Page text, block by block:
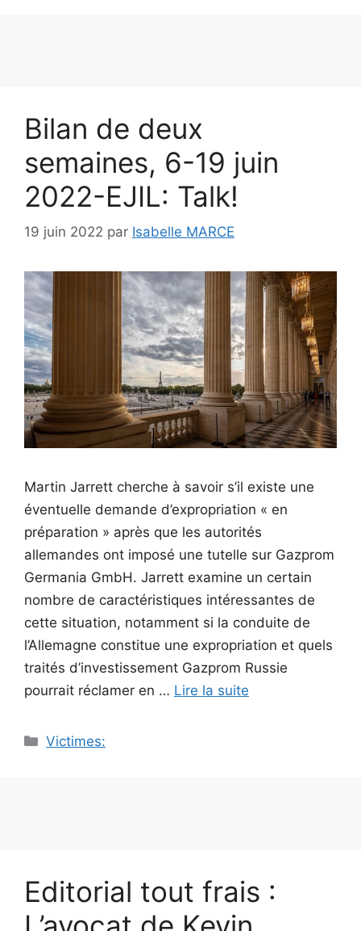
Bilan de deux
semaines, 6-19 juin
2022-EJIL: Talk!
19 juin 2022 par Isabelle MARCE
Martin Jarrett cherche à savoir s’il existe une
éventuelle demande d’expropriation « en
préparation » après que les autorités
allemandes ont imposé une tutelle sur Gazprom
Germania GmbH. Jarrett examine un certain
nombre de caractéristiques intéressantes de
cette situation, notamment si la conduite de
l’Allemagne constitue une expropriation et quels
traités d’investissement Gazprom Russie
pourrait réclamer en … Lire la suite
Catégories
Victimes:
Editorial tout frais :